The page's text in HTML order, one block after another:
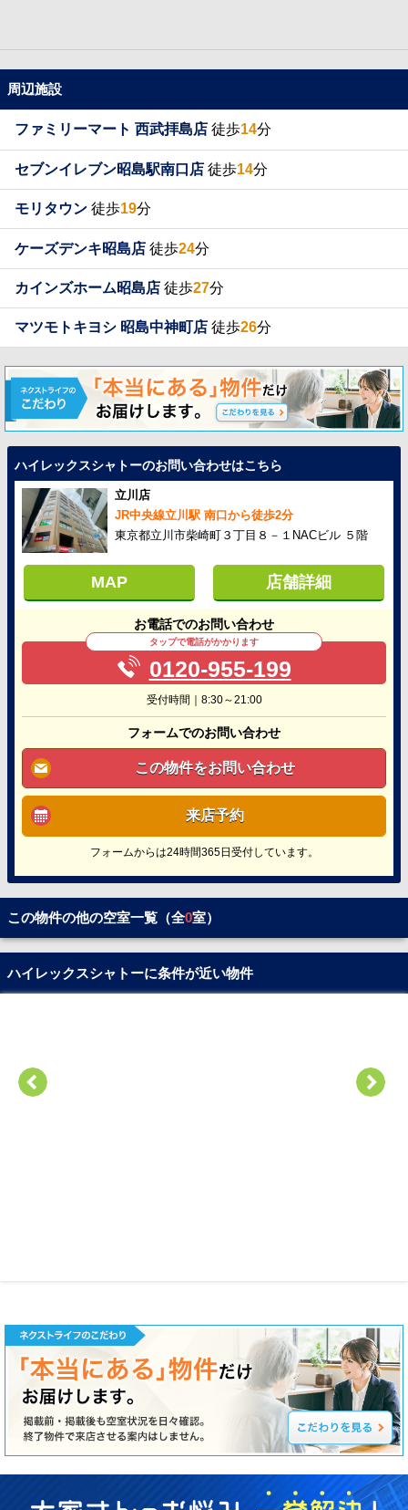
周辺施設
ファミリーマート 西武拝島店 徒歩14分
セブンイレブン昭島駅南口店 徒歩14分
モリタウン 徒歩19分
ケーズデンキ昭島店 徒歩24分
カインズホーム昭島店 徒歩27分
マツモトキヨシ 昭島中神町店 徒歩26分
ハイレックスシャトーのお問い合わせはこちら
立川店
JR中央線立川駅 南口から徒歩2分
東京都立川市柴崎町３丁目８－１NACビル ５階
MAP 店舗詳細
お電話でのお問い合わせ
タップで電話がかかります
0120-955-199
受付時間｜8:30～21:00
フォームでのお問い合わせ
この物件をお問い合わせ
来店予約
フォームからは24時間365日受付しています。
この物件の他の空室一覧（全0室）
ハイレックスシャトーに条件が近い物件